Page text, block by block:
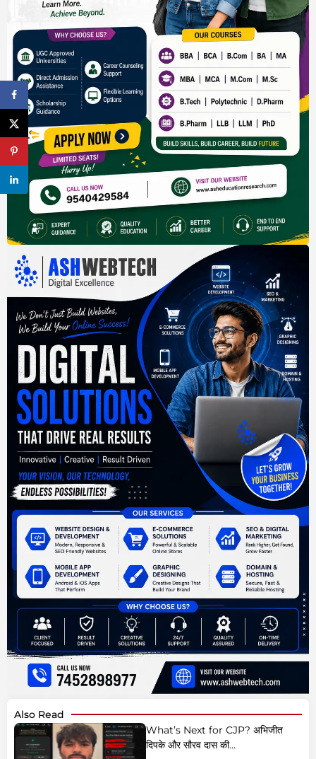
Also Read
What’s Next for CJP? अभिजीत
दिपके और सौरव दास की...